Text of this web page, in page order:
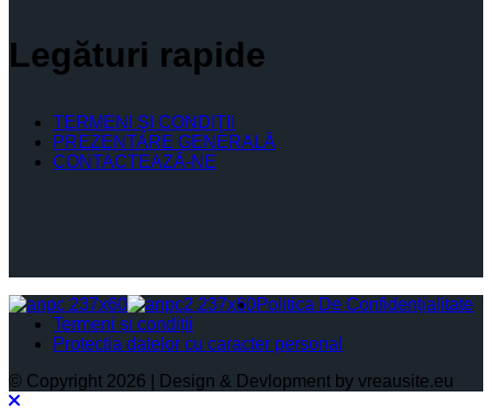
Legături rapide
TERMENI ŞI CONDIŢII
PREZENTARE GENERALĂ
CONTACTEAZĂ-NE
Politica De Confidențialitate
Termeni și condiții
Protectia datelor cu caracter personal
© Copyright 2026 | Design & Devlopment by vreausite.eu